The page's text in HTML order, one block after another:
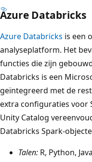
Azure Databricks
Azure Databricks is een
analyseplatform. Het
functies die zijn
Databricks is een
geïntegreerd met de
extra configuraties voor
Unity Catalog
Databricks Spark-
Talen: R, Python,